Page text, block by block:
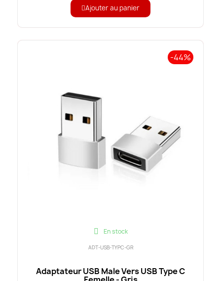
Ajouter au panier
-44%
En stock
ADT-USB-TYPC-GR
Adaptateur USB Male Vers USB Type C